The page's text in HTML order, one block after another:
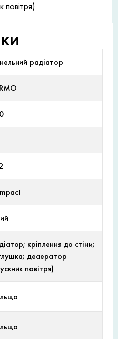
повітря)
радіатор
кріплення до стіни;
деаератор
повітря)